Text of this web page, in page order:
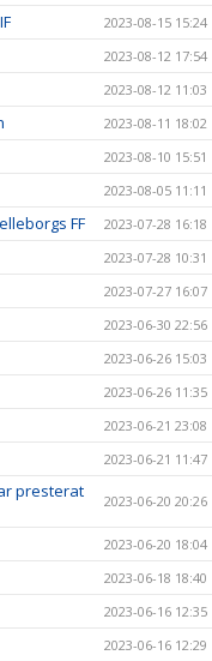
2023-08-15 15:24
2023-08-12 17:54
2023-08-12 11:03
2023-08-11 18:02
2023-08-10 15:51
2023-08-05 11:11
FF 2023-07-28 16:18
2023-07-28 10:31
2023-07-27 16:07
2023-06-30 22:56
2023-06-26 15:03
2023-06-26 11:35
2023-06-21 23:08
2023-06-21 11:47
presterat
2023-06-20 20:26
2023-06-20 18:04
2023-06-18 18:40
2023-06-16 12:35
2023-06-16 12:29